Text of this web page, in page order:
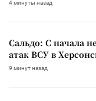
4 минуты назад
Сальдо: С начала
атак ВСУ в
9 минут назад